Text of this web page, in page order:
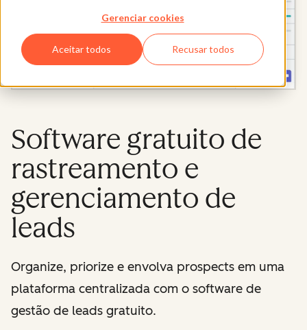
Gerenciar cookies
Aceitar todos Recusar todos
Software gratuito de
rastreamento e
gerenciamento de
leads
Organize, priorize e envolva prospects em uma
plataforma centralizada com o software de
gestão de leads gratuito.